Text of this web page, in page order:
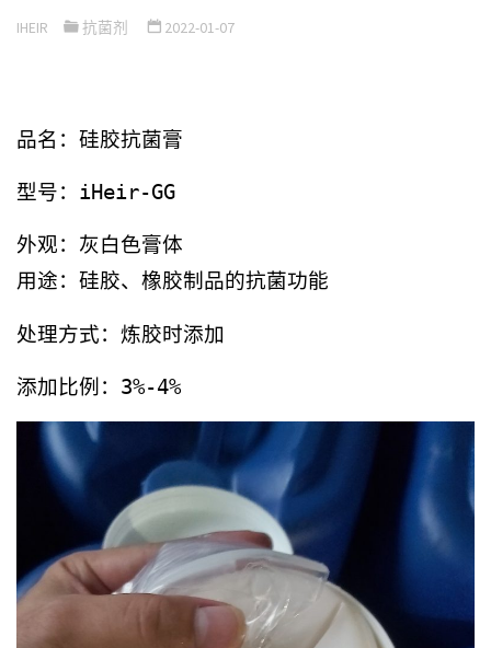
IHEIR 抗菌剂 2022-01-07
品名：硅胶抗菌膏
型号：iHeir-GG
外观：灰白色膏体
用途：硅胶、橡胶制品的抗菌功能
处理方式：炼胶时添加
添加比例：3%-4%